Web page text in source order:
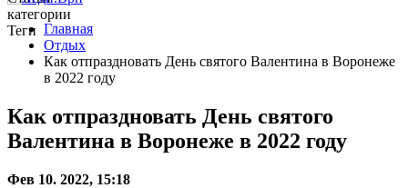
категории
Теги Главная
Отдых
Как отпраздновать День святого Валентина в Воронеже
в 2022 году
Как отпраздновать День святого
Валентина в Воронеже в 2022 году
Фев 10. 2022, 15:18